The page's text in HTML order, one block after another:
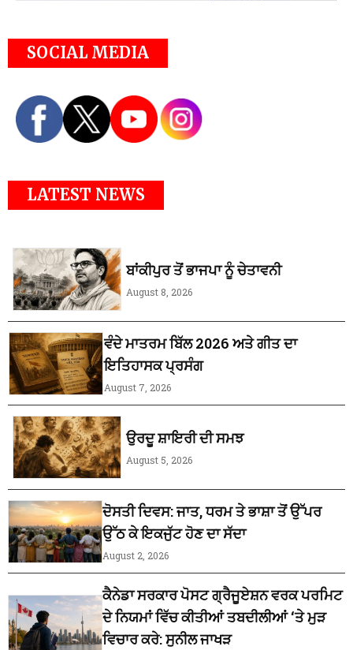
SOCIAL MEDIA
LATEST NEWS
ਬਾਂਕੀਪੁਰ ਤੋਂ ਭਾਜਪਾ ਨੂੰ ਚੇਤਾਵਨੀ
August 8, 2026
ਵੰਦੇ ਮਾਤਰਮ ਬਿੱਲ 2026 ਅਤੇ ਗੀਤ ਦਾ
ਇਤਿਹਾਸਕ ਪ੍ਰਸੰਗ
August 7, 2026
ਉਰਦੂ ਸ਼ਾਇਰੀ ਦੀ ਸਮਝ
August 5, 2026
ਦੋਸਤੀ ਦਿਵਸ: ਜਾਤ, ਧਰਮ ਤੇ ਭਾਸ਼ਾ ਤੋਂ ਉੱਪਰ
ਉੱਠ ਕੇ ਇਕਜੁੱਟ ਹੋਣ ਦਾ ਸੱਦਾ
August 2, 2026
ਕੈਨੇਡਾ ਸਰਕਾਰ ਪੋਸਟ ਗ੍ਰੈਜੂਏਸ਼ਨ ਵਰਕ ਪਰਮਿਟ
ਦੇ ਨਿਯਮਾਂ ਵਿੱਚ ਕੀਤੀਆਂ ਤਬਦੀਲੀਆਂ ‘ਤੇ ਮੁੜ
ਵਿਚਾਰ ਕਰੇ: ਸੁਨੀਲ ਜਾਖੜ